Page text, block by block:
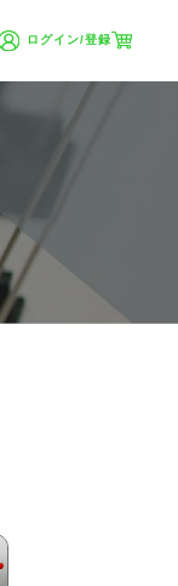
ログイン/登録